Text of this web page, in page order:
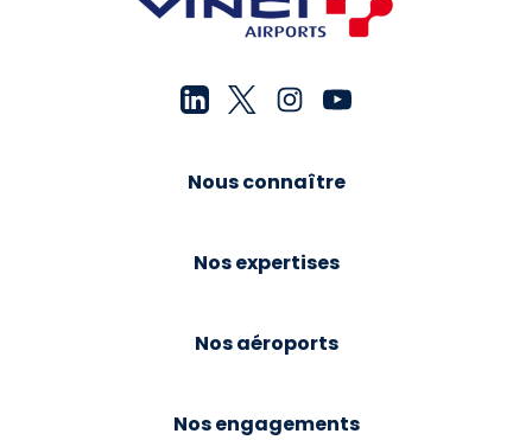
Nous connaître
Nos expertises
Nos aéroports
Nos engagements